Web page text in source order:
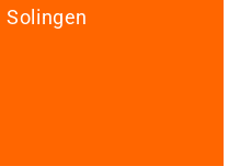
Solingen